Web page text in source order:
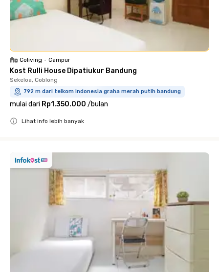
Coliving • Campur
Kost Rulli House Dipatiukur Bandung
Sekeloa, Coblong
792 m dari telkom indonesia graha merah putih bandung
mulai dari Rp1.350.000 /bulan
Lihat info lebih banyak